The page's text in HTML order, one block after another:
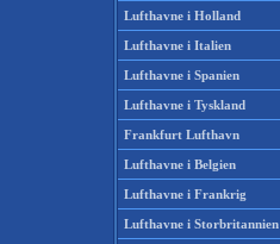
Lufthavne i Holland
Lufthavne i Italien
Lufthavne i Spanien
Lufthavne i Tyskland
Frankfurt Lufthavn
Lufthavne i Belgien
Lufthavne i Frankrig
Lufthavne i Storbritannien